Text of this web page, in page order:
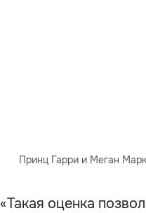
Принц Гарри и Меган
«Такая оценка